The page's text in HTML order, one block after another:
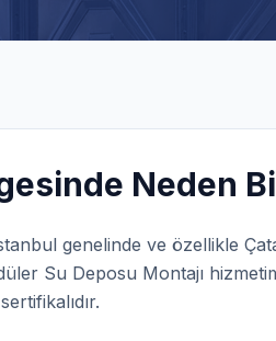
Neden
genelinde ve özellikle
Su Deposu Montajı